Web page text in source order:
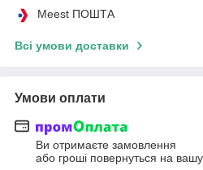
Meest ПОШТА
Всі умови доставки
Умови оплати
Ви отримаєте замовлення
або гроші повернуться на вашу